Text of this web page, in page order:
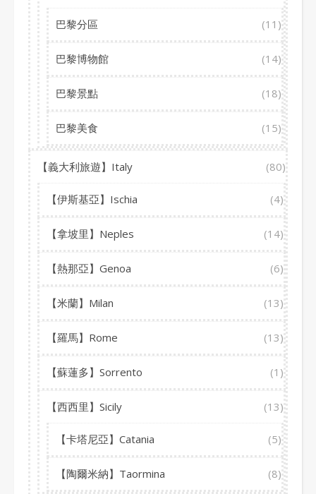
巴黎分區 (11)
巴黎博物館 (14)
巴黎景點 (18)
巴黎美食 (15)
【義大利旅遊】Italy (80)
【伊斯基亞】Ischia (4)
【拿坡里】Neples (14)
【熱那亞】Genoa (6)
【米蘭】Milan (13)
【羅馬】Rome (13)
【蘇蓮多】Sorrento (1)
【西西里】Sicily (13)
【卡塔尼亞】Catania (5)
【陶爾米納】Taormina (8)